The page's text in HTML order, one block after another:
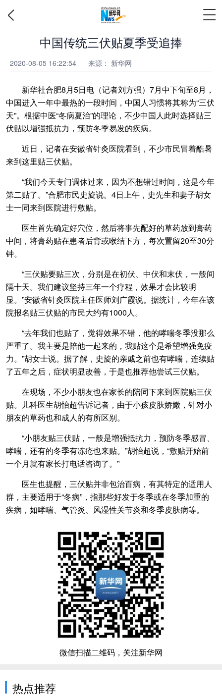
中国传统三伏贴夏季受追捧
2020-08-05 16:22:54 来源： 新华网
新华社合肥8月5日电（记者刘方强）7月中下旬至8月，
中国进入一年中最热的一段时间，中国人习惯将其称为“三伏
天”。根据中医“冬病夏治”的理论，不少中国人此时选择贴三
伏贴以增强抵抗力，预防冬季易发的疾病。
近日，记者在安徽省针灸医院看到，不少市民冒着酷暑
来到这里贴三伏贴。
“我们今天专门调休过来，因为不想错过时间，这是今年
第二贴了。”合肥市民史旋说。4日上午，史先生和妻子胡女
士一同来到医院进行敷贴。
医生首先确定好穴位，然后将事先配好的草药放到膏药
中间，将膏药贴在患者后背或喉结下方，每次置留20至30分
钟。
“三伏贴要贴三次，分别是在初伏、中伏和末伏，一般间
隔十天。我们建议坚持三年一个疗程，效果才会比较明
显。”安徽省针灸医院主任医师刘广霞说。据统计，今年在该
院报名贴三伏贴的市民大约有1000人。
“去年我们也贴了，觉得效果不错，他的哮喘冬季没那么
严重了。我主要是陪他一起来的，我贴这个是希望增强免疫
力。”胡女士说。据了解，史旋的亲戚之前也有哮喘，连续贴
了五年之后，症状明显改善，于是也推荐他尝试三伏贴。
在现场，不少小朋友也在家长的陪同下来到医院贴三伏
贴。儿科医生胡怡超告诉记者，由于小孩皮肤娇嫩，针对小
朋友的草药也和成人的有所区别。
“小朋友贴三伏贴，一般是增强抵抗力，预防冬季感冒、
哮喘，还有的冬季有冻疮也来贴。”胡怡超说，“敷贴开始前
一个月就有家长打电话咨询了。”
医生也提醒，三伏贴并非包治百病，有其特定的适用人
群，主要适用于“冬病”，指那些好发于冬季或在冬季加重的
疾病，如哮喘、气管炎、风湿性关节炎和冬季皮肤病等。
微信扫描二维码，关注新华网
热点推荐